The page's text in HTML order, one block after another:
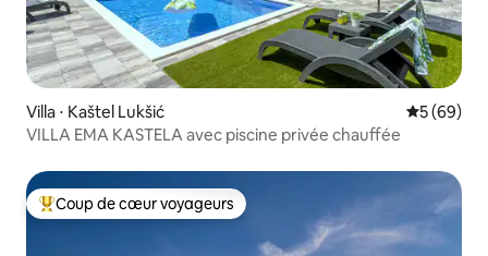
Villa ⋅ Kaštel Lukšić
5 (69)
VILLA EMA KASTELA avec piscine privée chauffée
Coups de cœur voyageurs les plus appréciés
Coup de cœur voyageurs